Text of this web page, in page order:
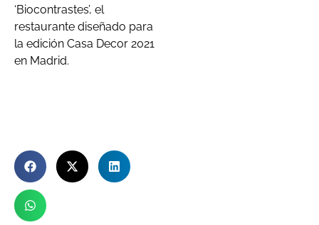
‘Biocontrastes’, el
restaurante diseñado para
la edición Casa Decor 2021
en Madrid.